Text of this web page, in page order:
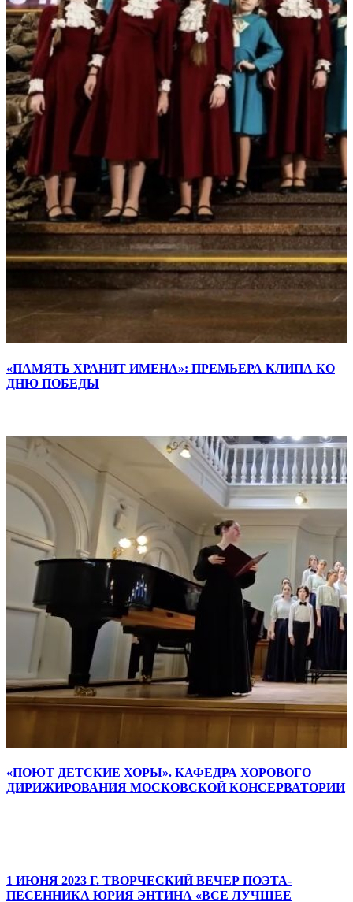
«ПАМЯТЬ ХРАНИТ ИМЕНА»: ПРЕМЬЕРА КЛИПА КО
ДНЮ ПОБЕДЫ
«ПОЮТ ДЕТСКИЕ ХОРЫ». КАФЕДРА ХОРОВОГО
ДИРИЖИРОВАНИЯ МОСКОВСКОЙ КОНСЕРВАТОРИИ
1 ИЮНЯ 2023 Г. ТВОРЧЕСКИЙ ВЕЧЕР ПОЭТА-
ПЕСЕННИКА ЮРИЯ ЭНТИНА «ВСЕ ЛУЧШЕЕ